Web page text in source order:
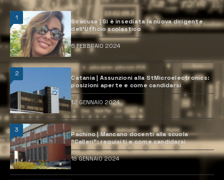
1
Siracusa | Si è insediata la nuova dirigente
dell’Ufficio scolastico
6 FEBBRAIO 2024
2
Catania | Assunzioni alla StMicroelectronics:
posizioni aperte e come candidarsi
12 GENNAIO 2024
3
Pachino | Mancano docenti alla scuola
“Calleri”: requisiti e come candidarsi
18 GENNAIO 2024